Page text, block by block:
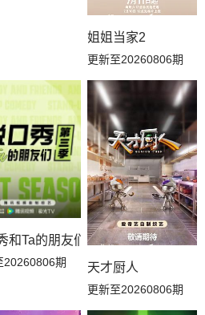
20260506下
20260502休息一下
加更上 20260429纯享
上 20260426陪看
加更下 20260423加更上
下 20260421上
姐姐当家2
更新至20260806期
和Ta的朋友们第三季
20260806期 天才厨人
更新至20260806期